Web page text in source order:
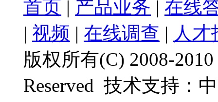
首页 | 产品业务 | 在线
| 视频 | 在线调查 | 人才
版权所有(C) 2008-2010
Reserved 技术支持：